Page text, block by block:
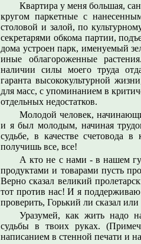
Квартира у меня большая,
кругом паркетные с
столовой и залой, по
секретарями обкома партии,
дома устроен парк, именуемый
иные облагороженные
наличии силы моего труда
гаранта высококультурной
для масс, с упоминанием в
отдельных недостатков.
Молодой человек,
и я был молодым, начиная
судьбе, в качестве счетовода
получишь все, все!
А кто не с нами - в нашем
продуктами и товарами пусть
Верно сказал великий
тот против нас! И я
проверить, Горький ли сказал
Уразумей, как жить надо
судьбы в твоих руках.
написанием в стенной печати и